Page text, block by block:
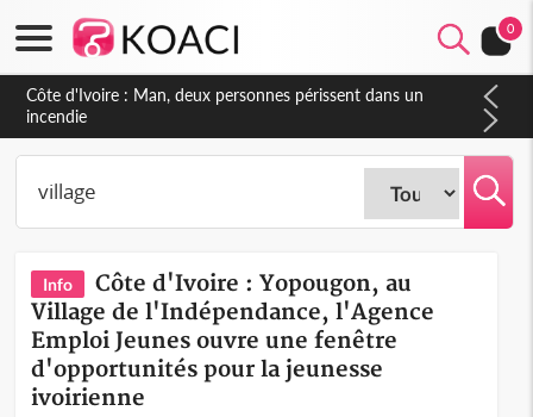
0
Côte d'Ivoire : Séileu, la célébration de la fête nationale
transformée en vaste campagne contre les produits
dépigmentants dangereux
Info
Côte d'Ivoire : Yopougon, au
Village de l'Indépendance, l'Agence
Emploi Jeunes ouvre une fenêtre
d'opportunités pour la jeunesse
ivoirienne